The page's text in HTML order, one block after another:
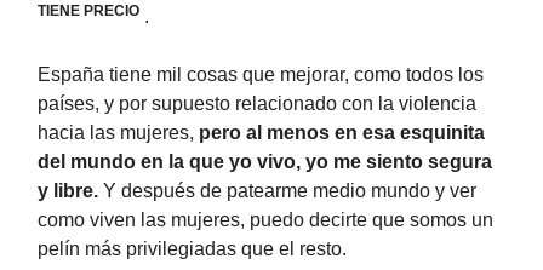
TIENE PRECIO .
España tiene mil cosas que mejorar, como todos los
países, y por supuesto relacionado con la violencia
hacia las mujeres, pero al menos en esa esquinita
del mundo en la que yo vivo, yo me siento segura
y libre. Y después de patearme medio mundo y ver
como viven las mujeres, puedo decirte que somos un
pelín más privilegiadas que el resto.